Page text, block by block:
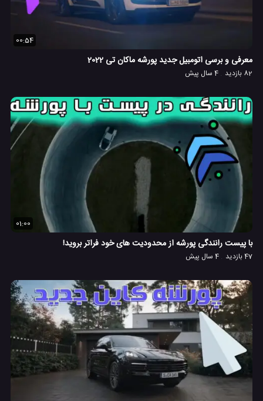
00:54
معرفی و برسی اتومبیل جدید پورشه ماکان تی 2022
82 بازدید 4 سال پیش
01:00
با پیست رانندگی پورشه از محدودیت های خود فراتر بروید!
47 بازدید 4 سال پیش